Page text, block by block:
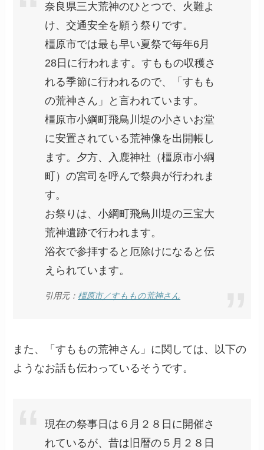
奈良県三大荒神のひとつで、火難よ
け、交通安全を願う祭りです。
橿原市では最も早い夏祭で毎年6月
28日に行われます。すももの収穫さ
れる季節に行われるので、「すもも
の荒神さん」と言われています。
橿原市小綱町飛鳥川堤の小さいお堂
に安置されている荒神像を出開帳し
ます。夕方、入鹿神社（橿原市小綱
町）の宮司を呼んで祭典が行われま
す。
お祭りは、小綱町飛鳥川堤の三宝大
荒神遺跡で行われます。
浴衣で参拝すると厄除けになると伝
えられています。
引用元： 橿原市／すももの荒神さん
また、「すももの荒神さん」に関しては、以下の
ようなお話も伝わっているそうです。
現在の祭事日は６月２８日に開催さ
れているが、昔は旧暦の５月２８日